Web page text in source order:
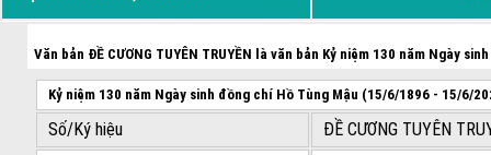
Văn bản ĐỀ CƯƠNG TUYÊN TRUYỀN là văn bản Kỷ niệm 130 năm Ngày
Kỷ niệm 130 năm Ngày sinh đồng chí Hồ Tùng Mậu (15/6/1896 - 15/6/
Số/Ký hiệu ĐỀ CƯƠNG TUYÊN